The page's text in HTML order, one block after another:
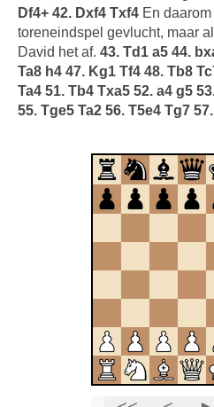
Df4+ 42. Dxf4 Txf4 En
toreneindspel gevlucht, maar
David het af. 43. Td1 a5 44.
Ta8 h4 47. Kg1 Tf4 48. Tb8
Ta4 51. Tb4 Txa5 52. a4 g5
55. Tge5 Ta2 56. T5e4 Tg7